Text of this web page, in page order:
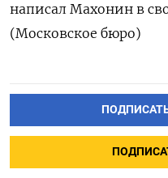
написал Махонин в
(Московское бюро)